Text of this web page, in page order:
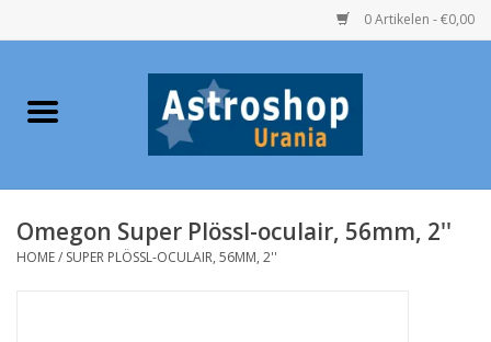
0 Artikelen - €0,00
Home
Telescopen
Omegon Super Plössl-oculair, 56mm, 2''
HOME/ SUPER PLÖSSL-OCULAIR, 56MM, 2''